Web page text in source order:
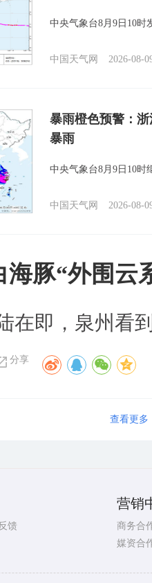
中央气象台8月9日10时
中国天气网 2026-08-
暴雨橙色预警：
暴雨
中央气象台8月9日10时
中国天气网 2026-08-
海豚“外围云
在即，泉州看
分享
查看更多
馈
营销
商务合
媒资合